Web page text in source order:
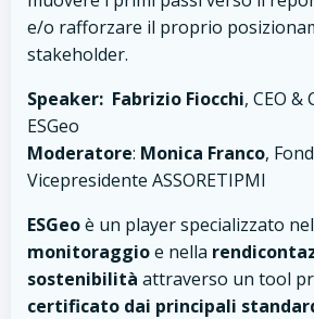
e/o rafforzare il proprio
stakeholder.
Speaker: Fabrizio Fiocchi, CEO
ESGeo
Moderatore: Monica Franco,
Vicepresidente ASSORETIPMI
ESGeoè un player specializzato
monitoraggioe nella
sostenibilità attraverso un tool
certificato dai principali